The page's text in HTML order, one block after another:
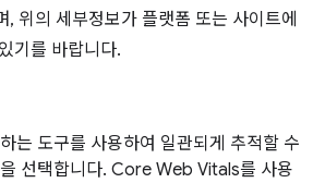
, 위의 세부정보가 플랫폼 또는 사이트에
기를 바랍니다.
는 도구를 사용하여 일관되게 추적할 수
선택합니다. Core Web Vitals를 사용